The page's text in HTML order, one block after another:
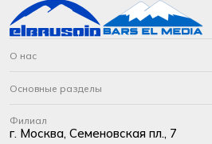
О нас
Основные разделы
Филиал
г. Москва, Семеновская пл., 7